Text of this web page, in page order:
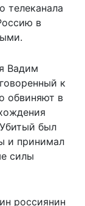
телеканала
в
Вадим
к
обвиняют в
был
и принимал
силы
россиянин